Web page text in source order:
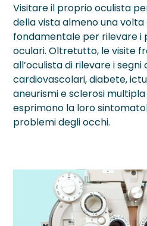
Visitare il proprio oculista
della vista almeno una volta
fondamentale per rilevare i
oculari. Oltretutto, le visite
all’oculista di rilevare i
cardiovascolari, diabete,
aneurismi e sclerosi
esprimono la loro
problemi degli occhi.